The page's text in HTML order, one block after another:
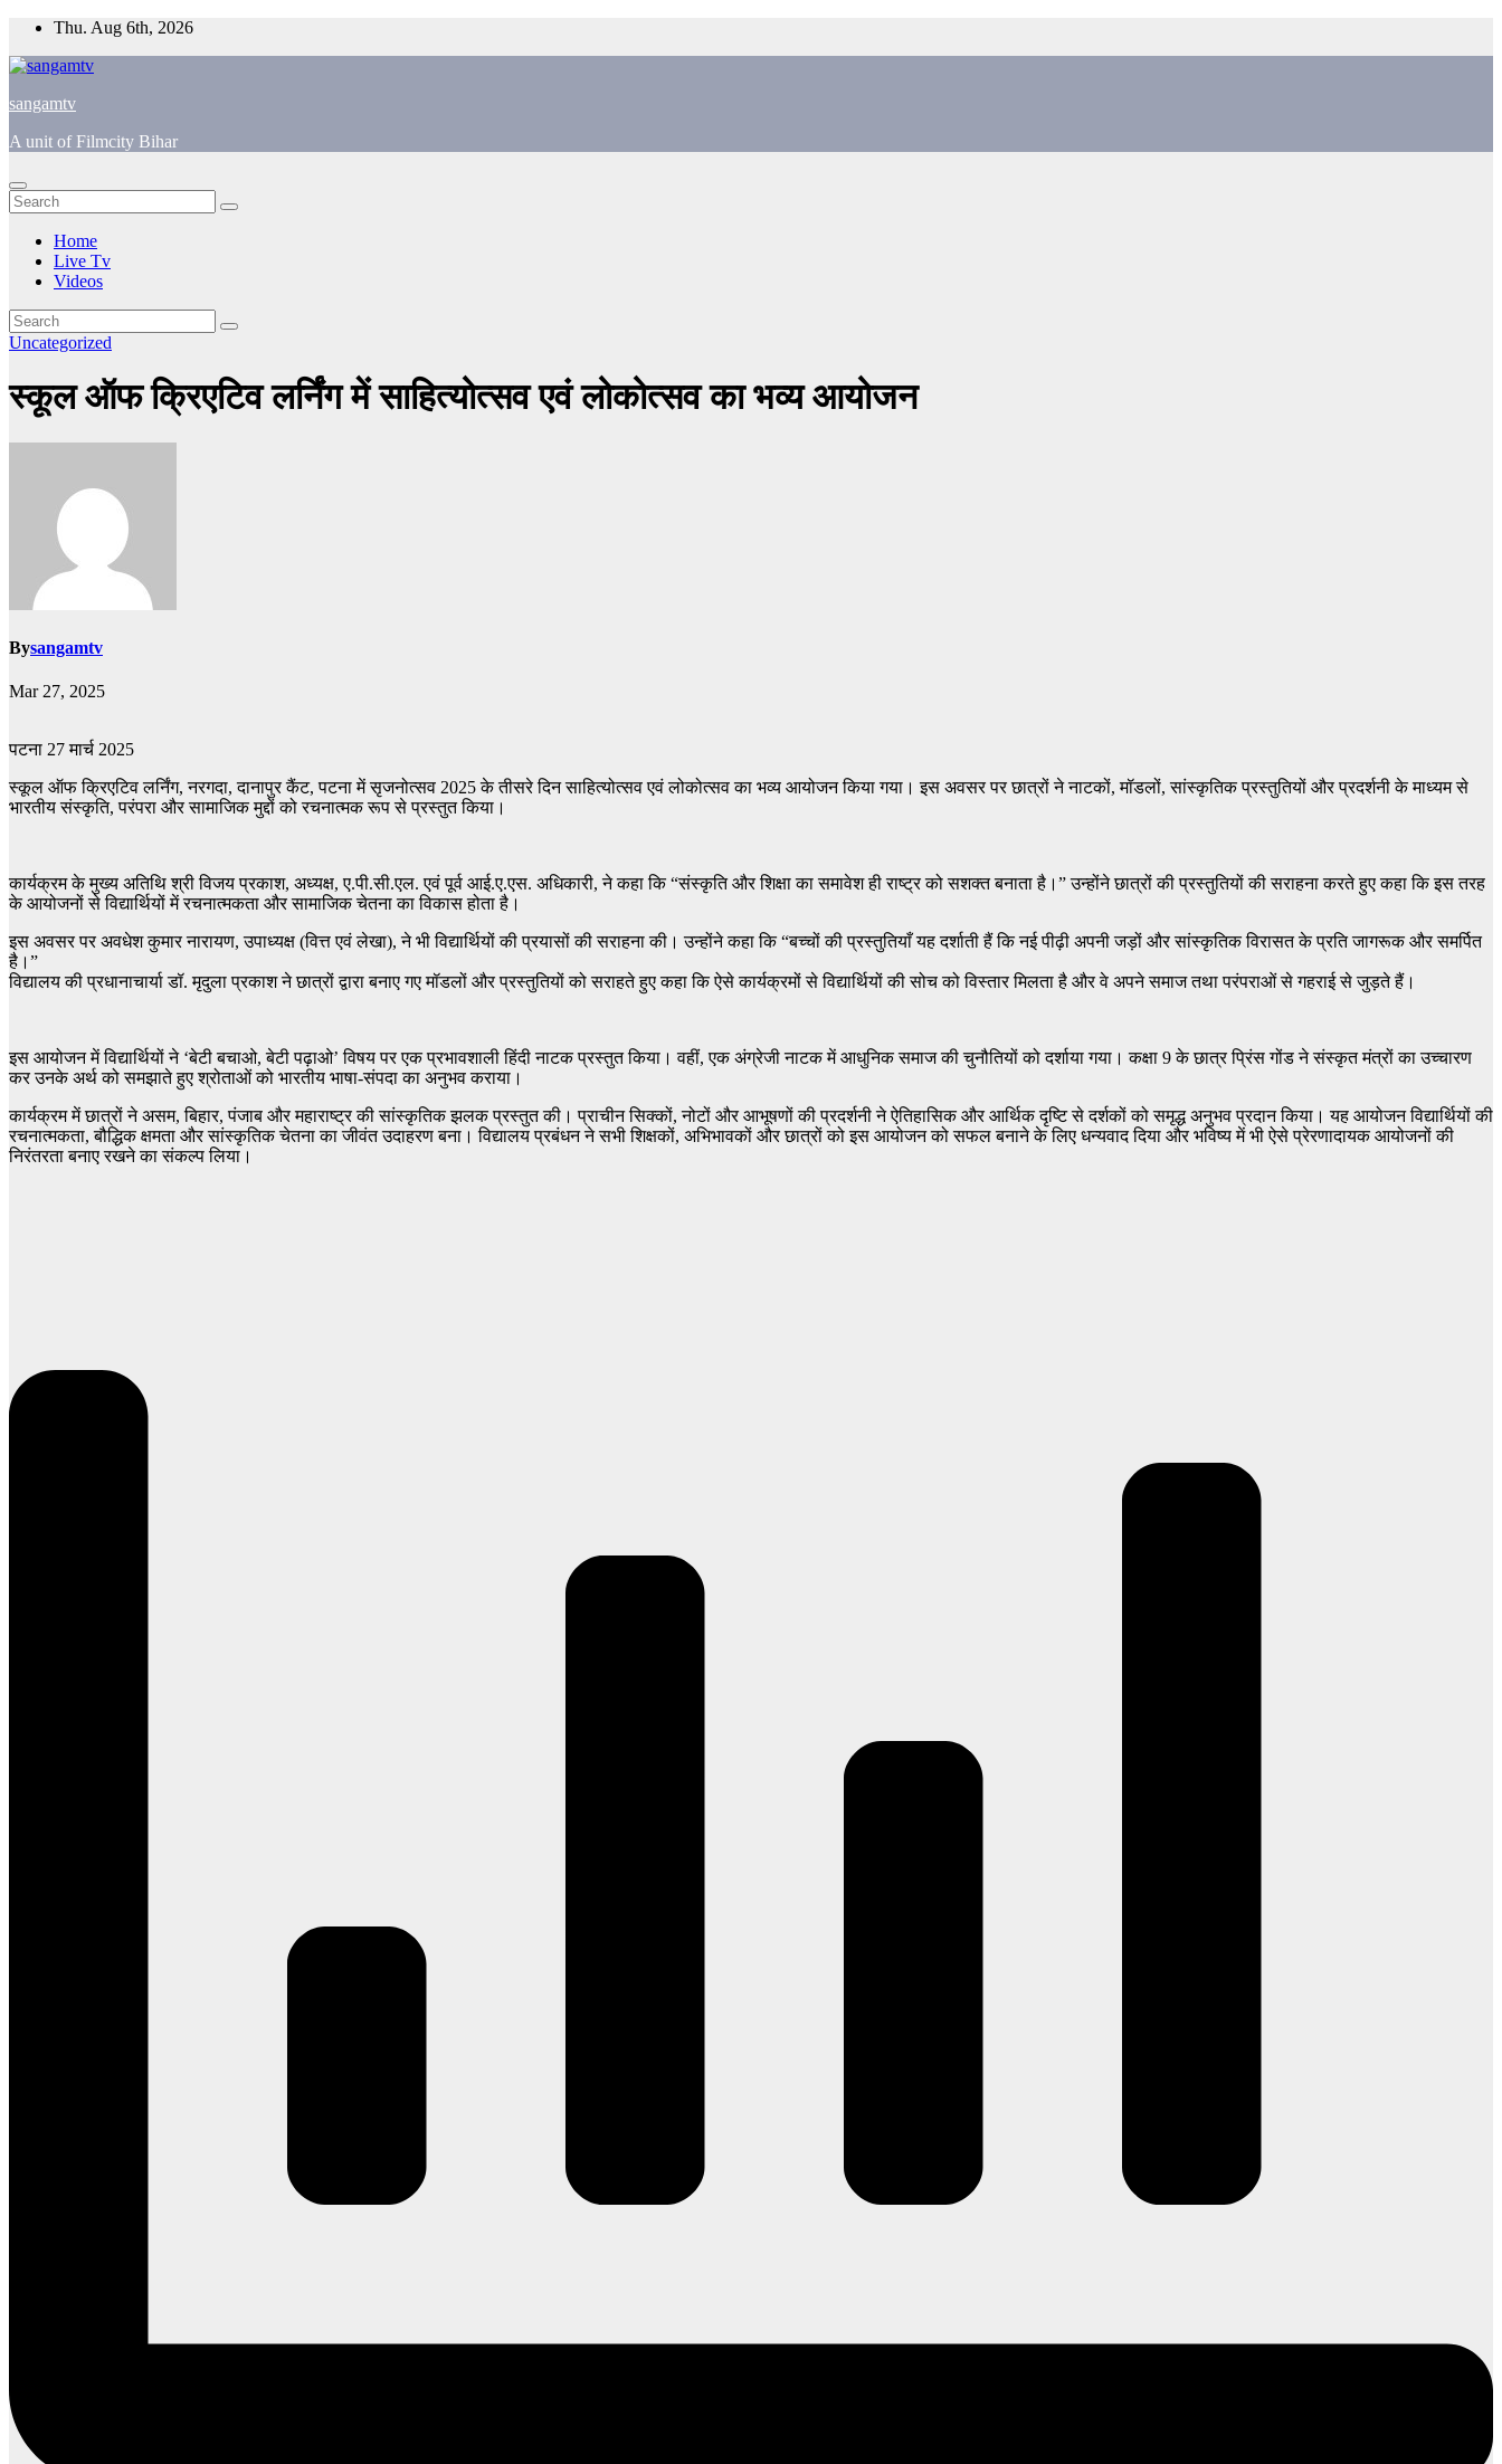
Skip
content
Thu. Aug 6th, 2026
sangamtv
A unit of Filmcity Bihar
Home
Live Tv
Videos
Uncategorized
स्कूल ऑफ क्रिएटिव लर्निंग में साहित्योत्सव एवं लोकोत्सव का भव्य आयोजन
Bysangamtv
Mar 27, 2025
पटना 27 मार्च 2025
स्कूल ऑफ क्रिएटिव लर्निंग, नरगदा, दानापुर कैंट, पटना में सृजनोत्सव 2025 के तीसरे दिन साहित्योत्सव एवं लोकोत्सव का भव्य आयोजन किया गया। इस अवसर पर छात्रों ने नाटकों, मॉडलों, सांस्कृतिक प्रस्तुतियों और प्रदर्शनी के माध्यम से
भारतीय संस्कृति, परंपरा और सामाजिक मुद्दों को रचनात्मक रूप से प्रस्तुत किया।
कार्यक्रम के मुख्य अतिथि श्री विजय प्रकाश, अध्यक्ष, ए.पी.सी.एल. एवं पूर्व आई.ए.एस. अधिकारी, ने कहा कि “संस्कृति और शिक्षा का समावेश ही राष्ट्र को सशक्त बनाता है।” उन्होंने छात्रों की प्रस्तुतियों की सराहना करते हुए कहा कि इस तरह
के आयोजनों से विद्यार्थियों में रचनात्मकता और सामाजिक चेतना का विकास होता है।
इस अवसर पर अवधेश कुमार नारायण, उपाध्यक्ष (वित्त एवं लेखा), ने भी विद्यार्थियों की प्रयासों की सराहना की। उन्होंने कहा कि “बच्चों की प्रस्तुतियाँ यह दर्शाती हैं कि नई पीढ़ी अपनी जड़ों और सांस्कृतिक विरासत के प्रति जागरूक और समर्पित
है।”
विद्यालय की प्रधानाचार्या डॉ. मृदुला प्रकाश ने छात्रों द्वारा बनाए गए मॉडलों और प्रस्तुतियों को सराहते हुए कहा कि ऐसे कार्यक्रमों से विद्यार्थियों की सोच को विस्तार मिलता है और वे अपने समाज तथा परंपराओं से गहराई से जुड़ते हैं।
इस आयोजन में विद्यार्थियों ने ‘बेटी बचाओ, बेटी पढ़ाओ’ विषय पर एक प्रभावशाली हिंदी नाटक प्रस्तुत किया। वहीं, एक अंग्रेजी नाटक में आधुनिक समाज की चुनौतियों को दर्शाया गया। कक्षा 9 के छात्र प्रिंस गोंड ने संस्कृत मंत्रों का उच्चारण
कर उनके अर्थ को समझाते हुए श्रोताओं को भारतीय भाषा-संपदा का अनुभव कराया।
कार्यक्रम में छात्रों ने असम, बिहार, पंजाब और महाराष्ट्र की सांस्कृतिक झलक प्रस्तुत की। प्राचीन सिक्कों, नोटों और आभूषणों की प्रदर्शनी ने ऐतिहासिक और आर्थिक दृष्टि से दर्शकों को समृद्ध अनुभव प्रदान किया। यह आयोजन विद्यार्थियों की
रचनात्मकता, बौद्धिक क्षमता और सांस्कृतिक चेतना का जीवंत उदाहरण बना। विद्यालय प्रबंधन ने सभी शिक्षकों, अभिभावकों और छात्रों को इस आयोजन को सफल बनाने के लिए धन्यवाद दिया और भविष्य में भी ऐसे प्रेरणादायक आयोजनों की
निरंतरता बनाए रखने का संकल्प लिया।